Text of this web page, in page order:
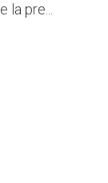
pre...